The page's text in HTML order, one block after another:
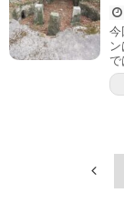
今
で